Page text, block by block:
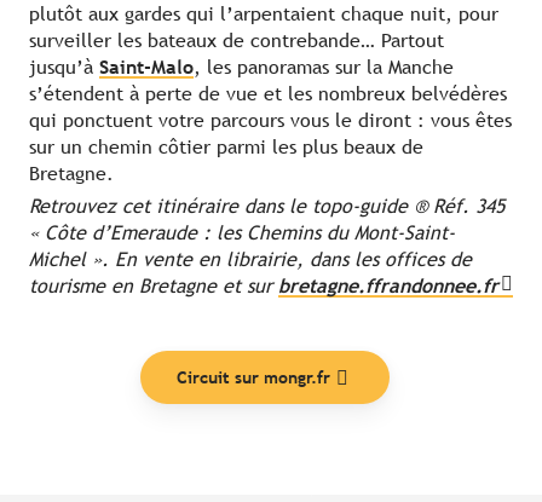
plutôt aux gardes qui l’arpentaient chaque nuit, pour
surveiller les bateaux de contrebande… Partout
jusqu’à Saint-Malo, les panoramas sur la Manche
s’étendent à perte de vue et les nombreux belvédères
qui ponctuent votre parcours vous le diront : vous êtes
sur un chemin côtier parmi les plus beaux de
Bretagne.
Retrouvez cet itinéraire dans le topo-guide ® Réf. 345
« Côte d’Emeraude : les Chemins du Mont-Saint-
Michel ». En vente en librairie, dans les offices de
tourisme en Bretagne et sur bretagne.ffrandonnee.fr
Circuit sur mongr.fr